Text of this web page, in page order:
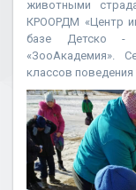
животными
КРООРДМ «Центр
базе Детско -
«ЗооАкадемия».
классов